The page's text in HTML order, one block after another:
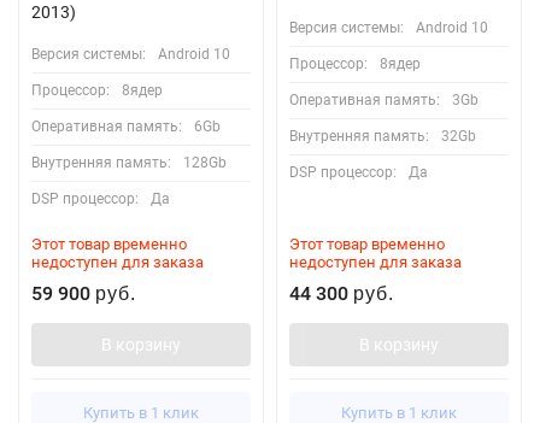
2013)
Версия системы: Android 10
Процессор: 8ядер
Оперативная память: 6Gb
Внутренняя память: 128Gb
DSP процессор: Да
Этот товар временно
недоступен для заказа
59 900 руб.
В корзину
Купить в 1 клик
Версия системы: Android 10
Процессор: 8ядер
Оперативная память: 3Gb
Внутренняя память: 32Gb
DSP процессор: Да
Этот товар временно
недоступен для заказа
44 300 руб.
В корзину
Купить в 1 клик